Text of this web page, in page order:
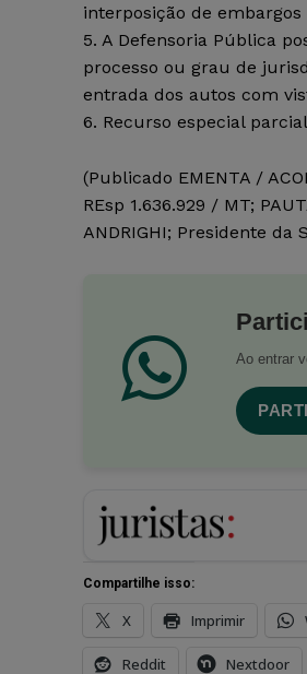
interposição de
5. A Defensoria Pública
processo ou grau de
entrada dos autos com
6. Recurso especial
(Publicado EMENTA /
REsp 1.636.929 / MT;
ANDRIGHI; Presidente da
Ao entrar
Compartilhe isso:
X Imprimir
Reddit Nextdoor